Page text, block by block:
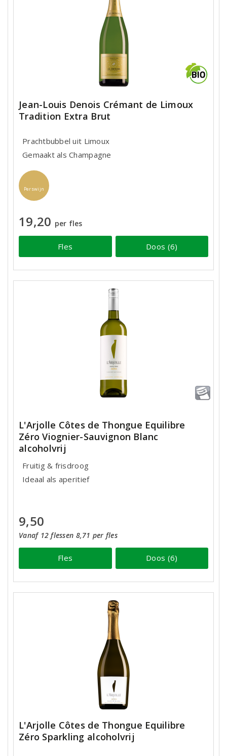
Jean-Louis Denois Crémant de Limoux
Tradition Extra Brut
Prachtbubbel uit Limoux
Gemaakt als Champagne
Perswijn
19,20 per fles
Fles Doos (6)
L'Arjolle Côtes de Thongue Equilibre
Zéro Viognier-Sauvignon Blanc
alcoholvrij
Fruitig & frisdroog
Ideaal als aperitief
9,50
Vanaf 12 flessen 8,71 per fles
Fles Doos (6)
L'Arjolle Côtes de Thongue Equilibre
Zéro Sparkling alcoholvrij